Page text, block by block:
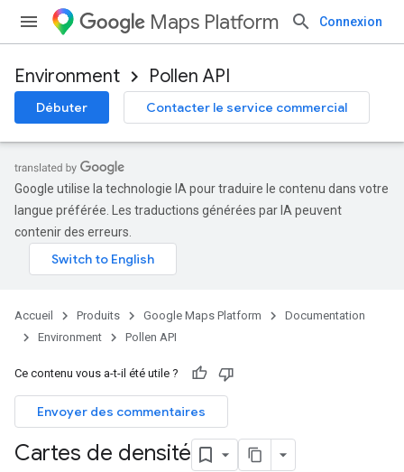
Maps Platform Connexion
Environment Pollen API
Débuter Contacter le service commercial
Google utilise la technologie IA pour traduire le contenu dans votre
langue préférée. Les traductions générées par IA peuvent
contenir des erreurs.
Accueil Produits Google Maps Platform
Documentation
Environment
Pollen API
Ce contenu vous a-t-il été utile ?
Envoyer des commentaires
Cartes de densité